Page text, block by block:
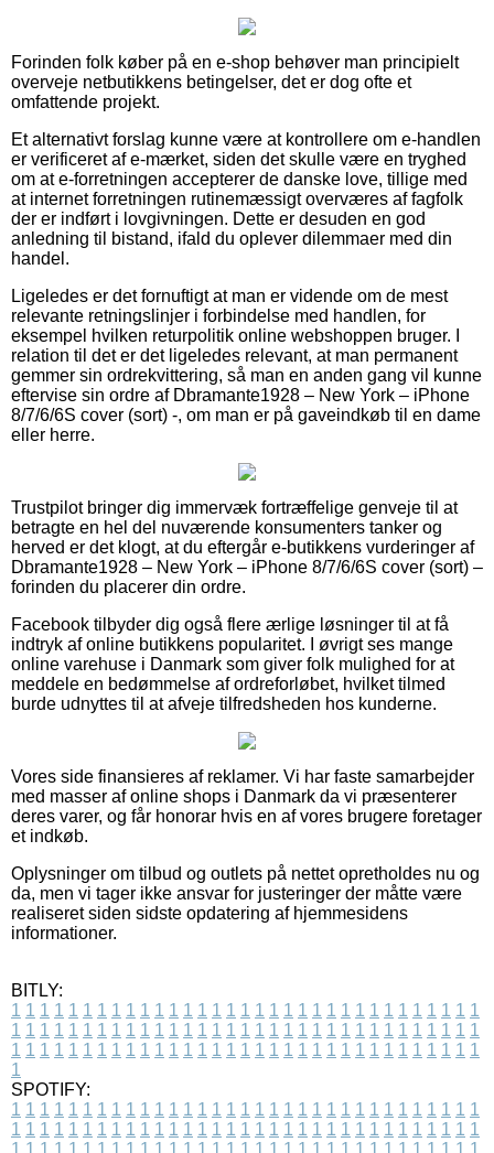
Forinden folk køber på en e-shop behøver man principielt
overveje netbutikkens betingelser, det er dog ofte et
omfattende projekt.
Et alternativt forslag kunne være at kontrollere om e-handlen
er verificeret af e-mærket, siden det skulle være en tryghed
om at e-forretningen accepterer de danske love, tillige med
at internet forretningen rutinemæssigt overværes af fagfolk
der er indført i lovgivningen. Dette er desuden en god
anledning til bistand, ifald du oplever dilemmaer med din
handel.
Ligeledes er det fornuftigt at man er vidende om de mest
relevante retningslinjer i forbindelse med handlen, for
eksempel hvilken returpolitik online webshoppen bruger. I
relation til det er det ligeledes relevant, at man permanent
gemmer sin ordrekvittering, så man en anden gang vil kunne
eftervise sin ordre af Dbramante1928 – New York – iPhone
8/7/6/6S cover (sort) -, om man er på gaveindkøb til en dame
eller herre.
Trustpilot bringer dig immervæk fortræffelige genveje til at
betragte en hel del nuværende konsumenters tanker og
herved er det klogt, at du eftergår e-butikkens vurderinger af
Dbramante1928 – New York – iPhone 8/7/6/6S cover (sort) –
forinden du placerer din ordre.
Facebook tilbyder dig også flere ærlige løsninger til at få
indtryk af online butikkens popularitet. I øvrigt ses mange
online varehuse i Danmark som giver folk mulighed for at
meddele en bedømmelse af ordreforløbet, hvilket tilmed
burde udnyttes til at afveje tilfredsheden hos kunderne.
Vores side finansieres af reklamer. Vi har faste samarbejder
med masser af online shops i Danmark da vi præsenterer
deres varer, og får honorar hvis en af vores brugere foretager
et indkøb.
Oplysninger om tilbud og outlets på nettet opretholdes nu og
da, men vi tager ikke ansvar for justeringer der måtte være
realiseret siden sidste opdatering af hjemmesidens
informationer.
BITLY:
1 1 1 1 1 1 1 1 1 1 1 1 1 1 1 1 1 1 1 1 1 1 1 1 1 1 1 1 1 1 1 1 1
1 1 1 1 1 1 1 1 1 1 1 1 1 1 1 1 1 1 1 1 1 1 1 1 1 1 1 1 1 1 1 1 1
1 1 1 1 1 1 1 1 1 1 1 1 1 1 1 1 1 1 1 1 1 1 1 1 1 1 1 1 1 1 1 1 1
1
SPOTIFY:
1 1 1 1 1 1 1 1 1 1 1 1 1 1 1 1 1 1 1 1 1 1 1 1 1 1 1 1 1 1 1 1 1
1 1 1 1 1 1 1 1 1 1 1 1 1 1 1 1 1 1 1 1 1 1 1 1 1 1 1 1 1 1 1 1 1
1 1 1 1 1 1 1 1 1 1 1 1 1 1 1 1 1 1 1 1 1 1 1 1 1 1 1 1 1 1 1 1 1